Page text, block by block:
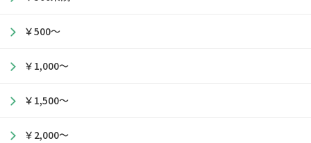
￥500～
￥1,000～
￥1,500～
￥2,000～